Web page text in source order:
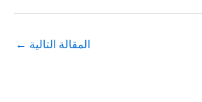
المقالة التالية ←